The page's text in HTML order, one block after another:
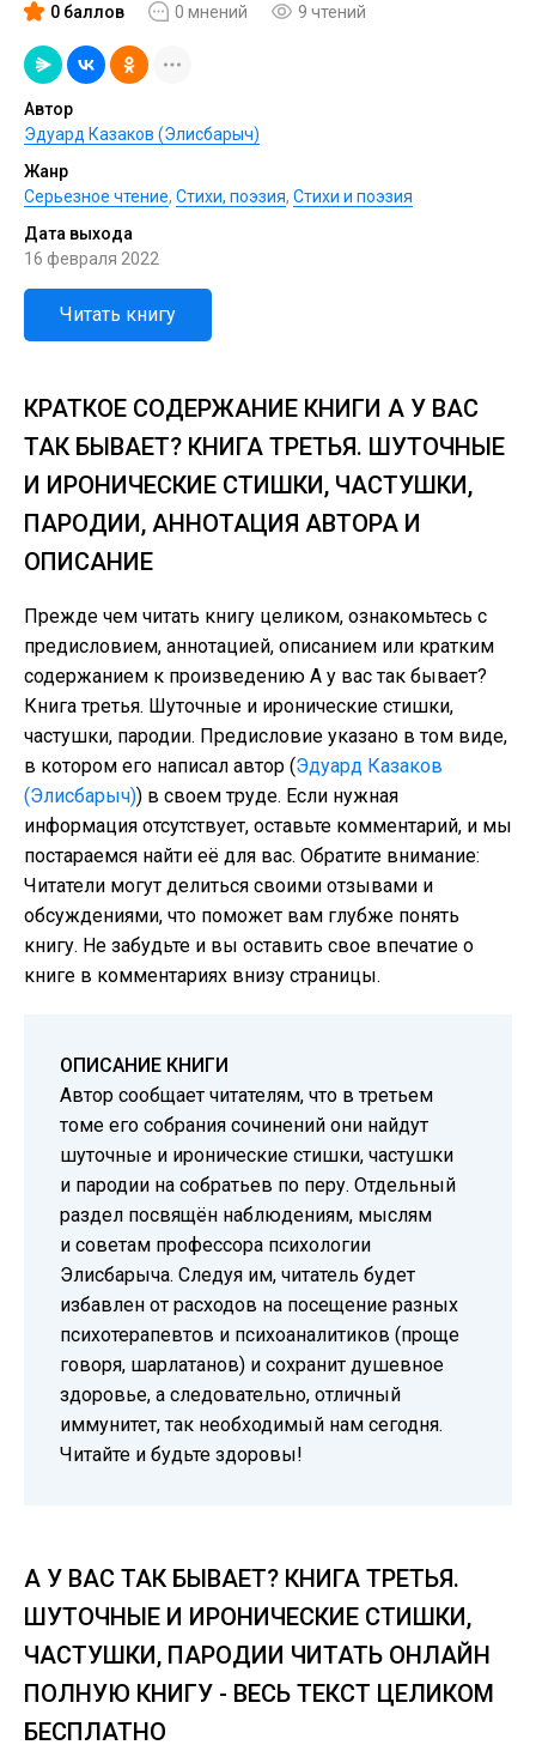
0 баллов 0 мнений 9 чтений
Автор
Эдуард Казаков (Элисбарыч)
Жанр
Серьезное чтение, Cтихи, поэзия, Стихи и поэзия
Дата выхода
16 февраля 2022
Читать книгу
КРАТКОЕ СОДЕРЖАНИЕ КНИГИ А У ВАС
ТАК БЫВАЕТ? КНИГА ТРЕТЬЯ. ШУТОЧНЫЕ
И ИРОНИЧЕСКИЕ СТИШКИ, ЧАСТУШКИ,
ПАРОДИИ, АННОТАЦИЯ АВТОРА И
ОПИСАНИЕ
Прежде чем читать книгу целиком, ознакомьтесь с
предисловием, аннотацией, описанием или кратким
содержанием к произведению А у вас так бывает?
Книга третья. Шуточные и иронические стишки,
частушки, пародии. Предисловие указано в том виде,
в котором его написал автор (Эдуард Казаков
(Элисбарыч)) в своем труде. Если нужная
информация отсутствует, оставьте комментарий, и мы
постараемся найти её для вас. Обратите внимание:
Читатели могут делиться своими отзывами и
обсуждениями, что поможет вам глубже понять
книгу. Не забудьте и вы оставить свое впечатие о
книге в комментариях внизу страницы.
ОПИСАНИЕ КНИГИ
Автор сообщает читателям, что в третьем
томе его собрания сочинений они найдут
шуточные и иронические стишки, частушки
и пародии на собратьев по перу. Отдельный
раздел посвящён наблюдениям, мыслям
и советам профессора психологии
Элисбарыча. Следуя им, читатель будет
избавлен от расходов на посещение разных
психотерапевтов и психоаналитиков (проще
говоря, шарлатанов) и сохранит душевное
здоровье, а следовательно, отличный
иммунитет, так необходимый нам сегодня.
Читайте и будьте здоровы!
А У ВАС ТАК БЫВАЕТ? КНИГА ТРЕТЬЯ.
ШУТОЧНЫЕ И ИРОНИЧЕСКИЕ СТИШКИ,
ЧАСТУШКИ, ПАРОДИИ ЧИТАТЬ ОНЛАЙН
ПОЛНУЮ КНИГУ - ВЕСЬ ТЕКСТ ЦЕЛИКОМ
БЕСПЛАТНО